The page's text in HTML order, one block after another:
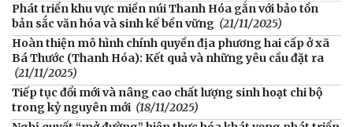
Phát triển khu vực miền núi Thanh Hóa gắn với bảo tồn
bản sắc văn hóa và sinh kế bền vững (21/11/2025)
Hoàn thiện mô hình chính quyền địa phương hai cấp ở xã
Bá Thước (Thanh Hóa): Kết quả và những yêu cầu đặt ra
(21/11/2025)
Tiếp tục đổi mới và nâng cao chất lượng sinh hoạt chi bộ
trong kỷ nguyên mới (18/11/2025)